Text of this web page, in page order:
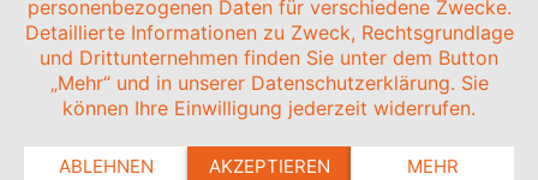
personenbezogenen Daten für verschiedene Zwecke.
Detaillierte Informationen zu Zweck, Rechtsgrundlage
und Drittunternehmen finden Sie unter dem Button
„Mehr“ und in unserer Datenschutzerklärung. Sie
können Ihre Einwilligung jederzeit widerrufen.
ABLEHNEN AKZEPTIEREN MEHR